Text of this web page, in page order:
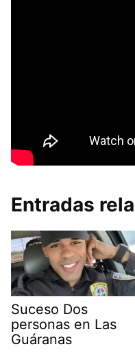
Entradas
Suceso Dos
personas en Las
Guáranas